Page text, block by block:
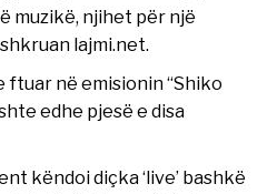
muzikë, njihet për një
lajmi.net.
ftuar në emisionin “Shiko
edhe pjesë e disa
këndoi diçka ‘live’ bashkë